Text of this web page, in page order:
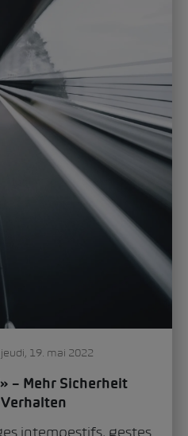
jeudi, 19. mai 2022
– Mehr Sicherheit
intempestifs, gestes